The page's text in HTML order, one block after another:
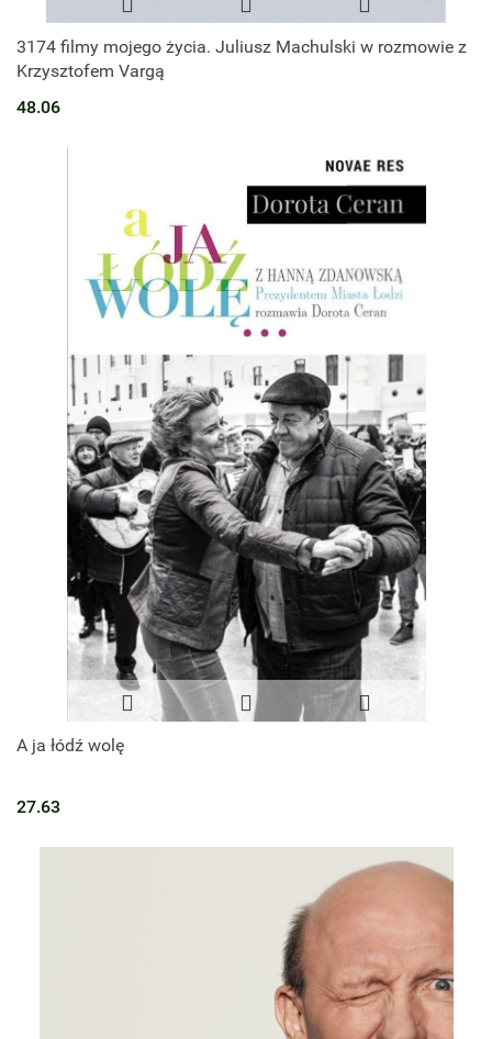
3174 filmy mojego życia. Juliusz Machulski w rozmowie z
Krzysztofem Vargą
48.06
A ja łódź wolę
27.63